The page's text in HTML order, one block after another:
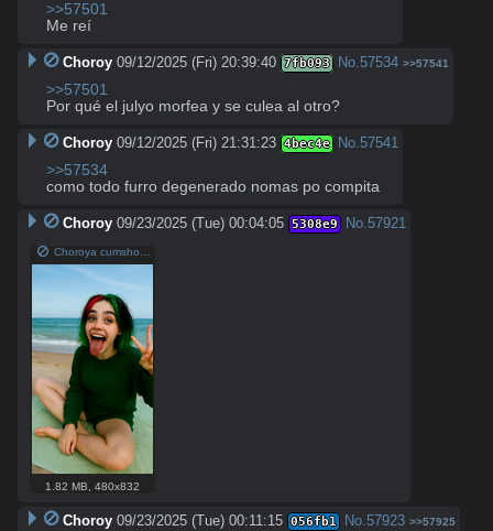
>>57501
Me reí
Choroy 09/12/2025 (Fri) 20:39:40 7fb093 No.57534 >>57541
>>57501
Por qué el julyo morfea y se culea al otro?
Choroy 09/12/2025 (Fri) 21:31:23 4bec4e No.57541
>>57534
como todo furro degenerado nomas po compita
Choroy 09/23/2025 (Tue) 00:04:05 5308e9 No.57921
1.82 MB ,480x832
Choroy 09/23/2025 (Tue) 00:11:15 056fb1 No. 57923 >>57925